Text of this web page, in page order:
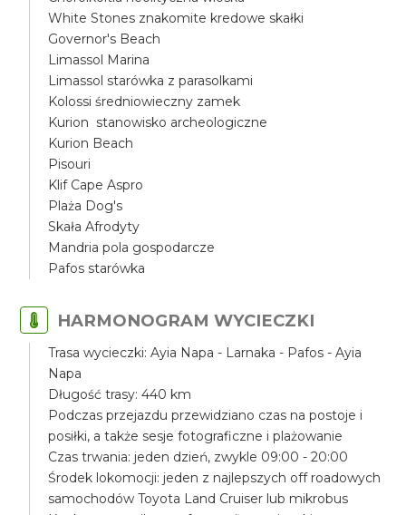
White Stones znakomite kredowe skałki
Governor's Beach
Limassol Marina
Limassol starówka z parasolkami
Kolossi średniowieczny zamek
Kurion stanowisko archeologiczne
Kurion Beach
Pisouri
Klif Cape Aspro
Plaża Dog's
Skała Afrodyty
Mandria pola gospodarcze
Pafos starówka
HARMONOGRAM WYCIECZKI
Trasa wycieczki: Ayia Napa - Larnaka - Pafos - Ayia
Napa
Długość trasy: 440 km
Podczas przejazdu przewidziano czas na postoje i
posiłki, a także sesje fotograficzne i plażowanie
Czas trwania: jeden dzień, zwykle 09:00 - 20:00
Środek lokomocji: jeden z najlepszych off roadowych
samochodów Toyota Land Cruiser lub mikrobus